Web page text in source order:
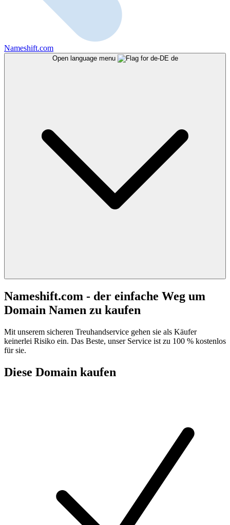
Nameshift.com
Open language menu de
Nameshift.com - der einfache Weg um
Domain Namen zu kaufen
Mit unserem sicheren Treuhandservice gehen sie als Käufer
keinerlei Risiko ein. Das Beste, unser Service ist zu 100 % kostenlos
für sie.
Diese Domain kaufen